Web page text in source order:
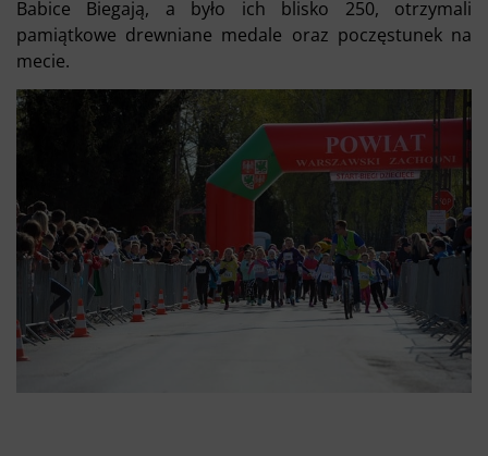
Babice Biegają, a było ich blisko 250, otrzymali
pamiątkowe drewniane medale oraz poczęstunek na
mecie.